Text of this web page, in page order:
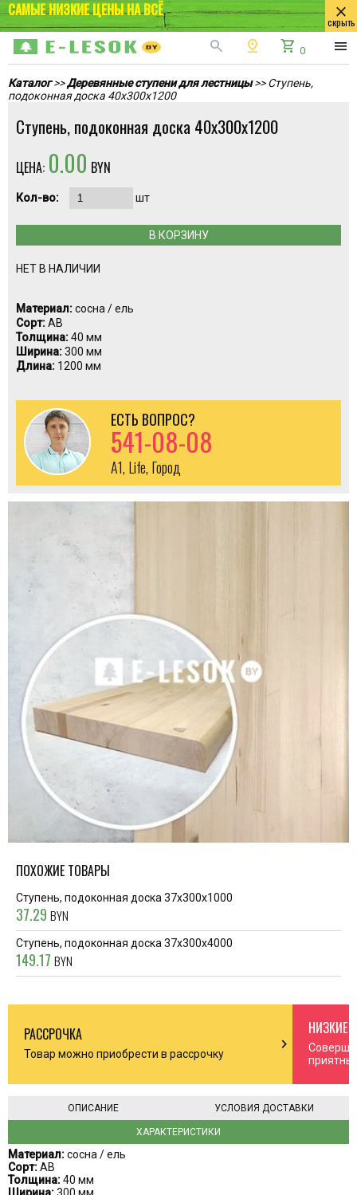
САМЫЕ НИЗКИЕ ЦЕНЫ НА ВСЁ close
скрыть
search pin_drop shopping_cart 0 menu
Каталог>>Деревянные ступени для лестницы >> Ступень,
подоконная доска 40x300x1200
ПОХОЖИЕ ТОВАРЫ
Ступень, подоконная доска 37x300x1000
37.29 BYN
Ступень, подоконная доска 37x300x4000
149.17 BYN
Ступень, подоконная доска 40x300x1200
ЦЕНА: 0.00 BYN
Кол-во: шт
В КОРЗИНУ
НЕТ В НАЛИЧИИ
Материал:сосна / ель
Сорт:АВ
Толщина:40 мм
Ширина:300 мм
Длина: 1200 мм
ЕСТЬ ВОПРОС?
541-08-08
A1, Life, Город
РАССРОЧКА
Товар можно приобрести в рассрочку chevron_right
НИЗКИЕ
ХАРАКТЕРИСТИКИ
ОПИСАНИЕ УСЛОВИЯ ДОСТАВКИ
Материал:сосна / ель
Сорт:АВ
Толщина:40 мм